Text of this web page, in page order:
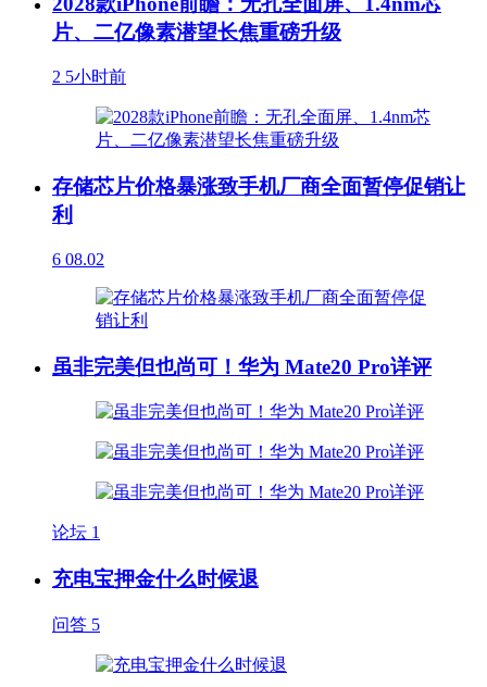
片、二亿像素潜望长焦重磅升级
2 5小时前
存储芯片价格暴涨致手机厂商全面暂停促销让
利
6 08.02
虽非完美但也尚可！华为 Mate20 Pro详评
论坛 1
充电宝押金什么时候退
问答 5